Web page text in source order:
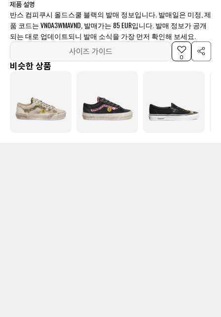
제품 설명
반스 컴피쿠시 올드스쿨 블랙의 발매 정보입니다. 발매일은 미정, 제
품 코드는 VN0A3WMAVND, 발매가는 85 EUR입니다. 발매 정보가 공개
되는 대로 업데이트되니 발매 소식을 가장 먼저 확인해 보세요.
사이즈 가이드
0
비슷한 상품